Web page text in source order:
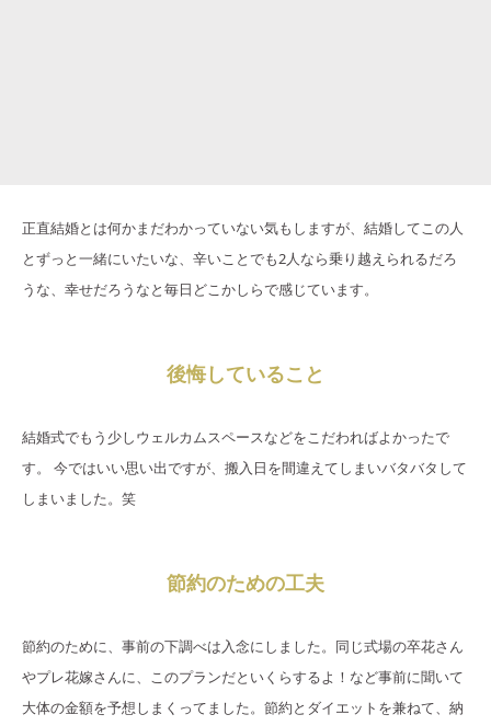
正直結婚とは何かまだわかっていない気もしますが、結婚してこの人
とずっと一緒にいたいな、辛いことでも2人なら乗り越えられるだろ
うな、幸せだろうなと毎日どこかしらで感じています。
後悔していること
結婚式でもう少しウェルカムスペースなどをこだわればよかったで
す。 今ではいい思い出ですが、搬入日を間違えてしまいバタバタして
しまいました。笑
節約のための工夫
節約のために、事前の下調べは入念にしました。同じ式場の卒花さん
やプレ花嫁さんに、このプランだといくらするよ！など事前に聞いて
大体の金額を予想しまくってました。節約とダイエットを兼ねて、納